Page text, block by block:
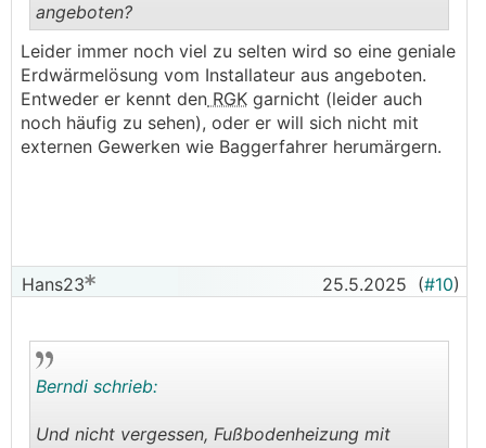
..
angeboten?
Leider immer noch viel zu selten wird so eine geniale
Erdwärmelösung vom Installateur aus angeboten.
Entweder er kennt den RGK garnicht (leider auch
noch häufig zu sehen), oder er will sich nicht mit
externen Gewerken wie Baggerfahrer herumärgern.
Hans23 25.5.2025 (#10)
Berndi schrieb:
Und nicht vergessen, Fußbodenheizung mit